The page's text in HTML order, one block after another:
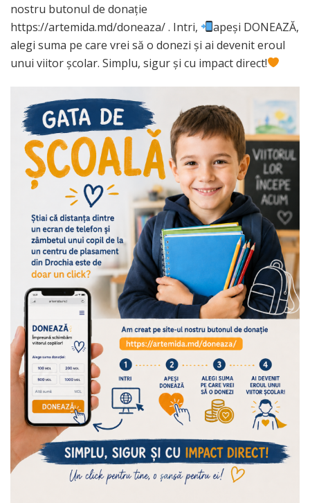
nostru butonul de donație
https://artemida.md/doneaza/ . Intri,
apeși DONEAZĂ,
alegi suma pe care vrei să o donezi și ai devenit eroul
unui viitor școlar. Simplu, sigur și cu impact direct!